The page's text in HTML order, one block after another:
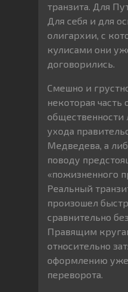
транзита. Для
Для себя и для
олигархии, с
кулисами они
договорились.
Смешно и
некоторая часть
общественности
ухода
Медведева, а
поводу
«пожизненного
Реальный
произошел
сравнительно
Правящим
относительно
оформлению уже
переворота.